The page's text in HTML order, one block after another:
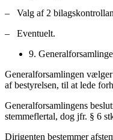
– Valg af 2
– Eventuelt.
9.
Generalforsamlingen
af bestyrelsen, til at lede
Generalforsamlingens
stemmeflertal, dog jfr. § 6
Dirigenten bestemmer